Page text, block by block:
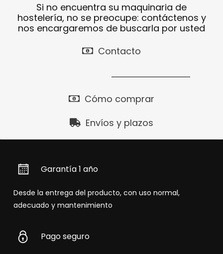
Si no encuentra su maquinaria de
hostelería, no se preocupe: contáctenos y
nos encargaremos de buscarla por usted
Contacto
Cómo comprar
Envíos y plazos
Garantía 1 año
Desde la entrega del producto, con uso normal,
adecuado y mantenimiento
Pago seguro